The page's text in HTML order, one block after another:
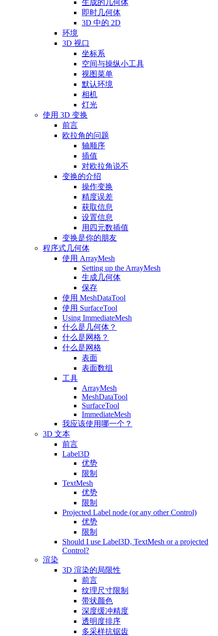
生成的几何体
即时几何体
3D 中的 2D
环境
3D 视口
坐标系
空间与操纵小工具
视图菜单
默认环境
相机
灯光
使用 3D 变换
前言
欧拉角的问题
轴顺序
插值
对欧拉角说不
变换的介绍
操作变换
精度误差
获取信息
设置信息
用四元数插值
变换是你的朋友
程序式几何体
使用 ArrayMesh
Setting up the ArrayMesh
生成几何体
保存
使用 MeshDataTool
使用 SurfaceTool
Using ImmediateMesh
什么是几何体？
什么是网格？
什么是网格
表面
表面数组
工具
ArrayMesh
MeshDataTool
SurfaceTool
ImmediateMesh
我应该使用哪一个？
3D 文本
前言
Label3D
优势
限制
TextMesh
优势
限制
Projected Label node (or any other Control)
优势
限制
Should I use Label3D, TextMesh or a projected
Control?
渲染
3D 渲染的局限性
前言
纹理尺寸限制
带状颜色
深度缓冲精度
透明度排序
多采样抗锯齿